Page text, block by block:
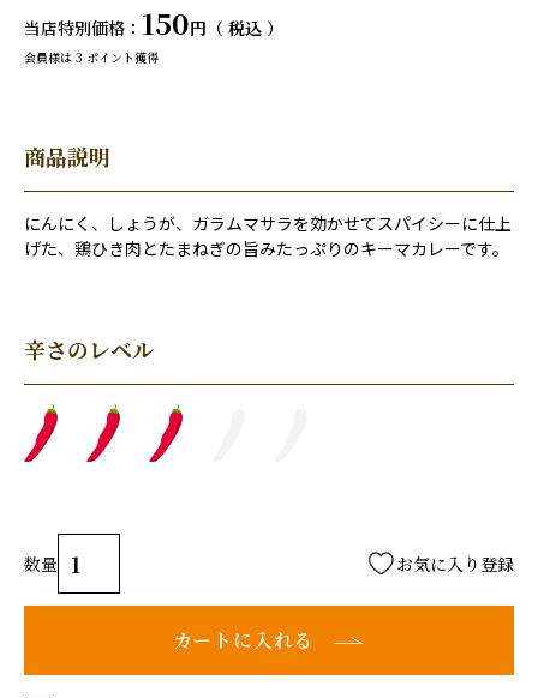
当店特別価格 150 税込
会員様は 3 ポイント獲得
商品説明
にんにく、しょうが、ガラムマサラを効かせてスパイシーに仕上
げた、鶏ひき肉とたまねぎの旨みたっぷりのキーマカレーです。
辛さのレベル
お気に入り登録
カートに入れる